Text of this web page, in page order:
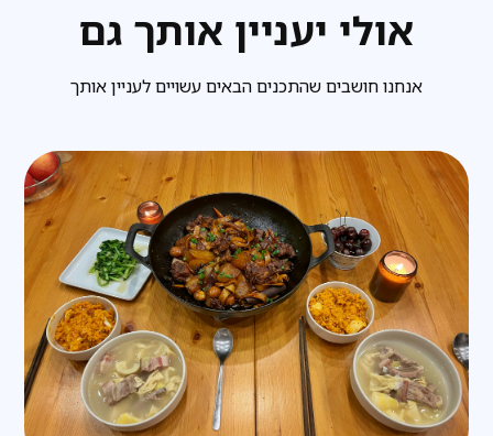
אולי יעניין אותך גם
אנחנו חושבים שהתכנים הבאים עשויים לעניין אותך